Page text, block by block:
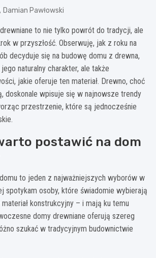
Damian Pawłowski
to nie tylko powrót do tradycji, ale
w przyszłość. Obserwuję, jak z roku na
decyduje się na budowę domu z drewna,
naturalny charakter, ale także
jakie oferuje ten materiał. Drewno, choć
doskonale wpisuje się w najnowsze trendy
przestrzenie, które są jednocześnie
postawić na dom
to jeden z najważniejszych wyborów w
spotykam osoby, które świadomie wybierają
konstrukcyjny – i mają ku temu
domy drewniane oferują szereg
szukać w tradycyjnym budownictwie